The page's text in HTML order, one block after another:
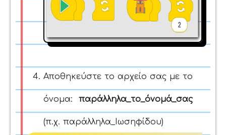
Αποθηκεύστε το αρχείο σας με το
όνομα: παράλληλα _το_όνομά_σας
(π.χ. παράλληλα_Ιωσηφίδου)